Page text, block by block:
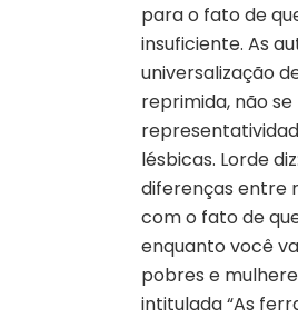
para o fato de
insuficiente. As
universalização
reprimida, não
lésbicas. Lorde
diferenças entre
com o fato de
enquanto você
pobres e
intitulada “As